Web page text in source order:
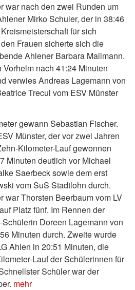
war nach den zwei Runden um
Mirko Schuler, der in 38:46
für sich
Frauen sicherte sich die
Ahlener Barbara Mallmann.
nach 41:24 Minuten
verwies Andreas Lagemann von
Trecul vom ESV Münster
gewann Sebastian Fischer.
Münster, der vor zwei Jahren
Kilometer-Lauf gewonnen
Minuten deutlich vor Michael
Saerbeck sowie dem erst
vom SuS Stadtlohn durch.
war Thorsten Beerbaum vom LV
Platz fünf. Im Rennen der
Doreen Lagemann von
Minuten durch. Zweite wurde
Ahlen in 20:51 Minuten, die
Lauf der Schülerinnen für
Schüler war der
mehr